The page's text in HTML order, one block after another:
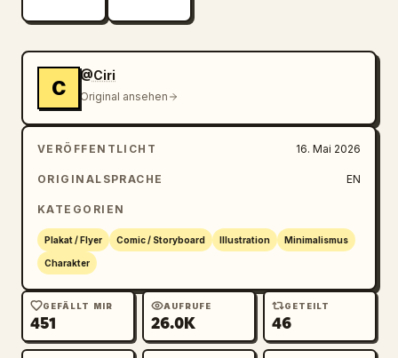
C
@Ciri
Original ansehen
VERÖFFENTLICHT 16. Mai 2026
ORIGINALSPRACHE EN
KATEGORIEN
Plakat / Flyer Comic / Storyboard Illustration Minimalismus
Charakter
GEFÄLLT MIR
451
AUFRUFE
26.0K
GETEILT
46